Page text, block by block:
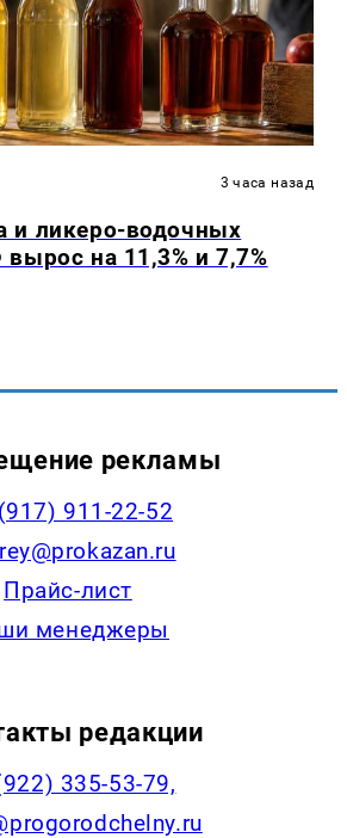
3 часа назад
и ликеро-водочных
на 11,3% и 7,7%
рекламы
911-22-52
Прайс-лист
менеджеры
редакции
335-53-79,